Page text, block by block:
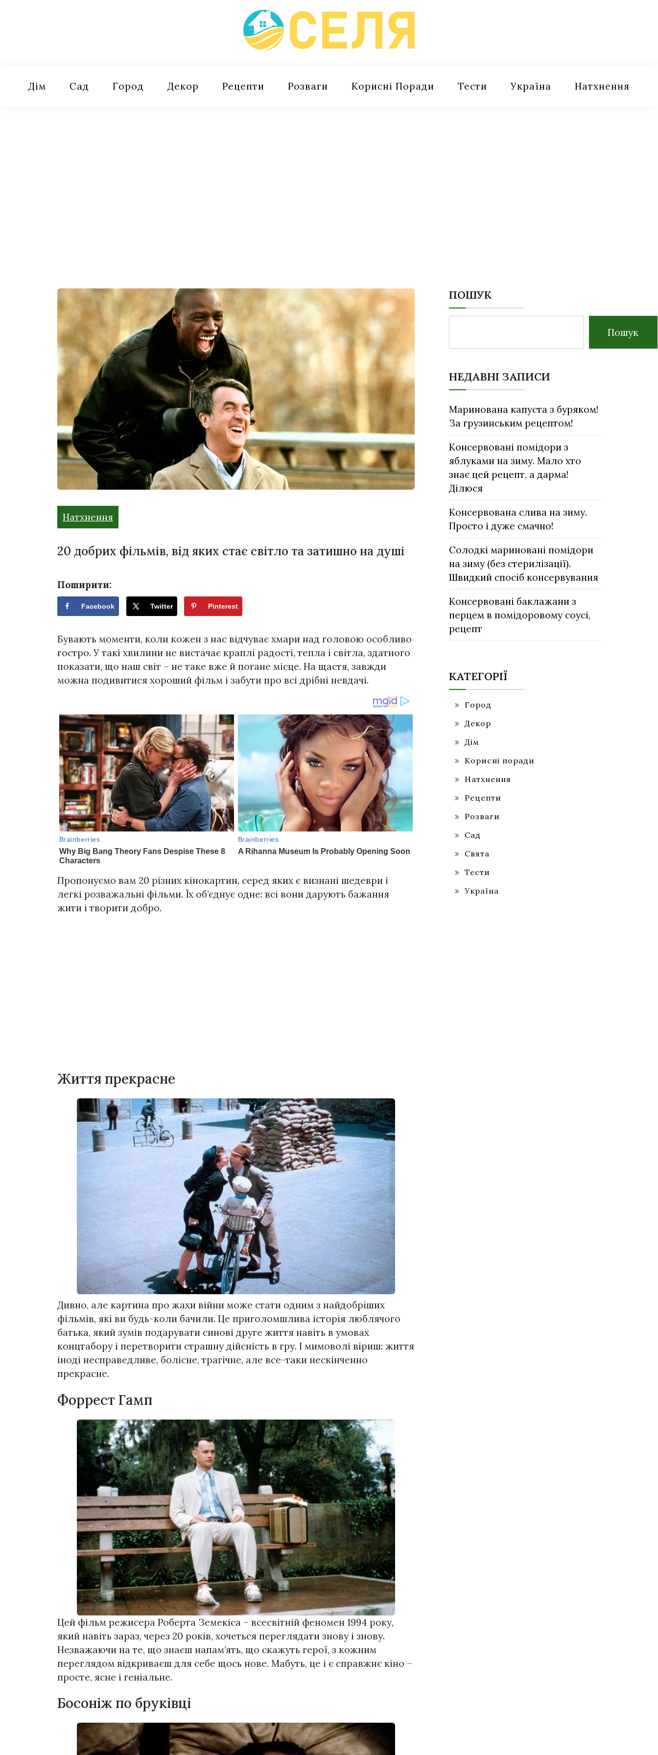
Дім Сад Город Декор Рецепти Розваги Корисні Поради Тести Україна Натхнення
Натхнення
20 добрих фільмів, від яких стає світло та затишно на душі
Поширити:
Facebook Twitter Pinterest
Бувають моменти, коли кожен з нас відчуває хмари над головою особливо
гостро. У такі хвилини не вистачає краплі радості, тепла і світла, здатного
показати, що наш світ – не таке вже й погане місце. На щастя, завжди
можна подивитися хороший фільм і забути про всі дрібні невдачі.
Пропонуємо вам 20 різних кінокартин, серед яких є визнані шедеври і
легкі розважальні фільми. Їх об’єднує одне: всі вони дарують бажання
жити і творити добро.
Життя прекрасне
Дивно, але картина про жахи війни може стати одним з найдобріших
фільмів, які ви будь-коли бачили. Це приголомшлива історія люблячого
батька, який зумів подарувати синові друге життя навіть в умовах
концтабору і перетворити страшну дійсність в гру. І мимоволі віриш: життя
іноді несправедливе, болісне, трагічне, але все-таки нескінченно
прекрасне.
Форрест Гамп
Цей фільм режисера Роберта Земекіса – всесвітній феномен 1994 року,
який навіть зараз, через 20 років, хочеться переглядати знову і знову.
Незважаючи на те, що знаєш напам’ять, що скажуть герої, з кожним
переглядом відкриваєш для себе щось нове. Мабуть, це і є справжнє кіно –
просте, ясне і геніальне.
Босоніж по бруківці
ПОШУК
Пошук
НЕДАВНІ ЗАПИСИ
Маринована капуста з буряком!
За грузинським рецептом!
Консервовані помідори з
яблуками на зиму. Мало хто
знає цей рецепт, а дарма!
Ділюся
Консервована слива на зиму.
Просто і дуже смачно!
Солодкі мариновані помідори
на зиму (без стерилізації).
Швидкий спосіб консервування
Консервовані баклажани з
перцем в помідоровому соусі,
рецепт
КАТЕГОРІЇ
Город
Декор
Дім
Корисні поради
Натхнення
Рецепти
Розваги
Сад
Свята
Тести
Україна